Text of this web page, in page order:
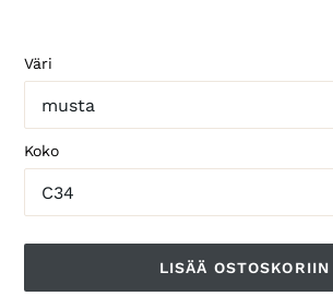
Väri
Koko
LISÄÄ OSTOSKORIIN